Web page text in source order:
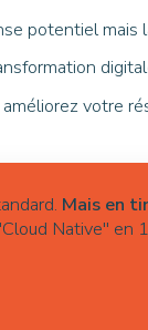
potentiel
améliorez votre
Mais en
Native" en